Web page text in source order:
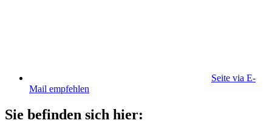
Seite via E-
Mail empfehlen
Sie befinden sich hier: